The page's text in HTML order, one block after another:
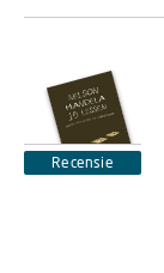
Recensie